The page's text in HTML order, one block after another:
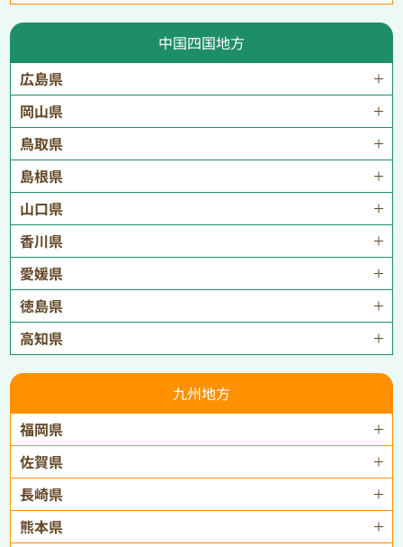
中国四国地方
広島県
岡山県
鳥取県
島根県
山口県
香川県
愛媛県
徳島県
高知県
九州地方
福岡県
佐賀県
長崎県
熊本県